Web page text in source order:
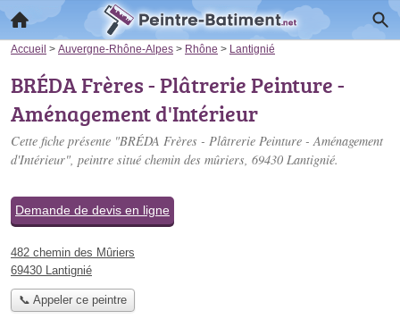
Accueil > Auvergne-Rhône-Alpes > Rhône > Lantignié
BRÉDA Frères - Plâtrerie Peinture -
Aménagement d'Intérieur
Cette fiche présente "BRÉDA Frères - Plâtrerie Peinture - Aménagement
d'Intérieur", peintre situé chemin des mûriers, 69430 Lantignié.
Demande de devis en ligne
482 chemin des Mûriers
69430 Lantignié
📞 Appeler ce peintre